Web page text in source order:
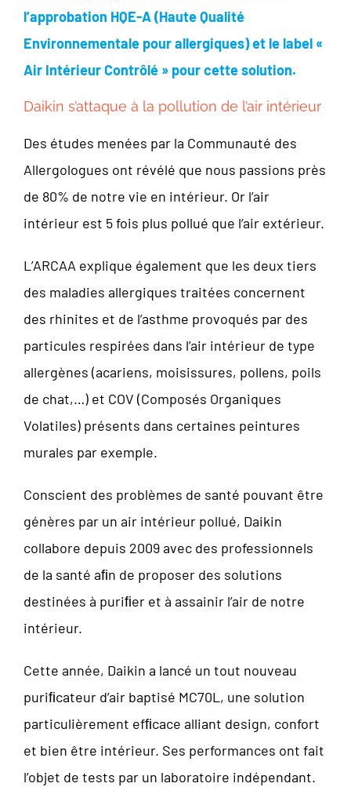
l’approbation HQE-A (Haute Qualité
Environnementale pour allergiques) et le label «
Air Intérieur Contrôlé » pour cette solution.
Daikin s’attaque à la pollution de l’air intérieur
Des études menées par la Communauté des
Allergologues ont révélé que nous passions près
de 80% de notre vie en intérieur. Or l’air
intérieur est 5 fois plus pollué que l’air extérieur.
L’ARCAA explique également que les deux tiers
des maladies allergiques traitées concernent
des rhinites et de l’asthme provoqués par des
particules respirées dans l’air intérieur de type
allergènes (acariens, moisissures, pollens, poils
de chat,…) et COV (Composés Organiques
Volatiles) présents dans certaines peintures
murales par exemple.
Conscient des problèmes de santé pouvant être
génères par un air intérieur pollué, Daikin
collabore depuis 2009 avec des professionnels
de la santé aﬁn de proposer des solutions
destinées à puriﬁer et à assainir l’air de notre
intérieur.
Cette année, Daikin a lancé un tout nouveau
puriﬁcateur d’air baptisé MC70L, une solution
particulièrement efﬁcace alliant design, confort
et bien être intérieur. Ses performances ont fait
l’objet de tests par un laboratoire indépendant.